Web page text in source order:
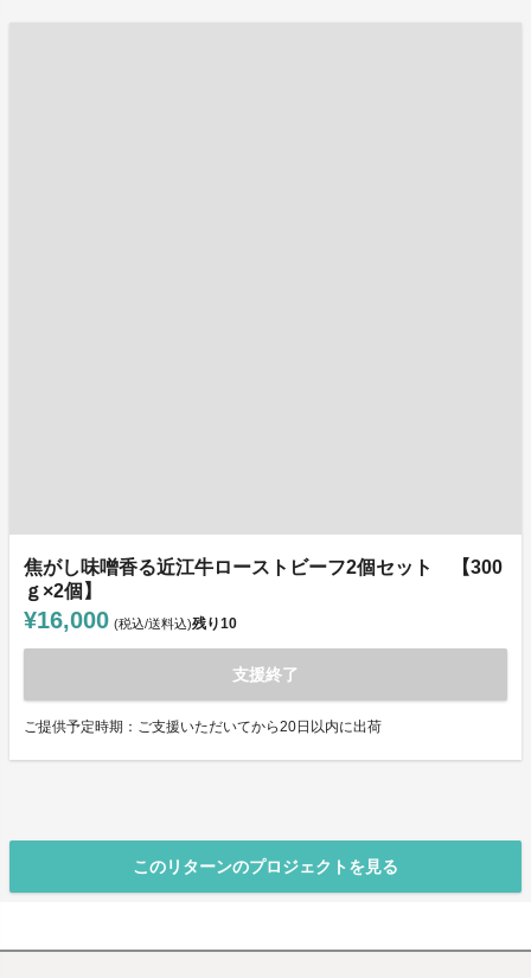
焦がし味噌香る近江牛ローストビーフ2個セット 【300
ｇ×2個】
¥16,000 (税込/送料込)残り10
支援終了
ご提供予定時期：ご支援いただいてから20日以内に出荷
このリターンのプロジェクトを見る